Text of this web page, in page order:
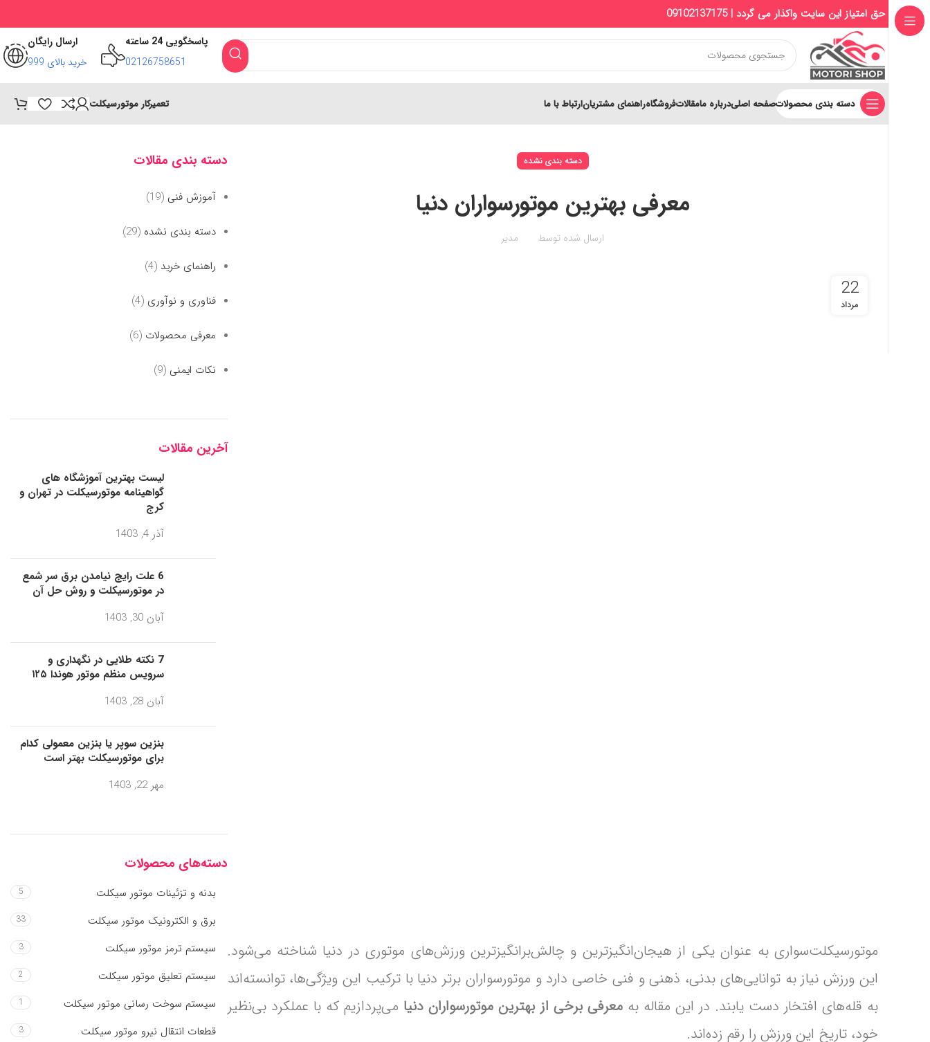
حق امتیاز این سایت واکذار می گردد | 09102137175
پاسخگویی 24 ساعته
02126758651
ارسال رایگان
خرید بالای 999
دسته بندی محصولاتصفحه اصلیدرباره مامقالاتفروشگاهراهنمای مشتریانارتباط با ما تعمیرکار موتورسیکلت
دسته بندی نشده
معرفی بهترین موتورسواران دنیا
ارسال شده توسط مدیر
22
مرداد
موتورسیکلت‌سواری به عنوان یکی از هیجان‌انگیزترین و چالش‌برانگیزترین ورزش‌های موتوری در دنیا شناخته می‌شود.
این ورزش نیاز به توانایی‌های بدنی، ذهنی و فنی خاصی دارد و موتورسواران برتر دنیا با ترکیب این ویژگی‌ها، توانسته‌اند
به قله‌های افتخار دست یابند. در این مقاله بهمعرفی برخی از بهترین موتورسواران دنیا می‌پردازیم که با عملکرد بی‌نظیر
خود، تاریخ این ورزش را رقم زده‌اند.
دسته بندی مقالات
آموزش فنی (19)
دسته بندی نشده (29)
راهنمای خرید (4)
فناوری و نوآوری (4)
معرفی محصولات (6)
نکات ایمنی (9)
آخرین مقالات
لیست بهترین آموزشگاه های
گواهینامه موتورسیکلت در تهران و
کرج
آذر 4, 1403
6 علت رایج نیامدن برق سر شمع
در موتورسیکلت و روش حل آن
آبان 30, 1403
7 نکته طلایی در نگهداری و
سرویس منظم موتور هوندا ۱۲۵
آبان 28, 1403
بنزین سوپر یا بنزین معمولی کدام
برای موتورسیکلت بهتر است
مهر 22, 1403
دسته‌های محصولات
بدنه و تزئینات موتور سیکلت 5
برق و الکترونیک موتور سیکلت 33
سیستم ترمز موتور سیکلت 3
سیستم تعلیق موتور سیکلت 2
سیستم سوخت رسانی موتور سیکلت 1
قطعات انتقال نیرو موتور سیکلت 3